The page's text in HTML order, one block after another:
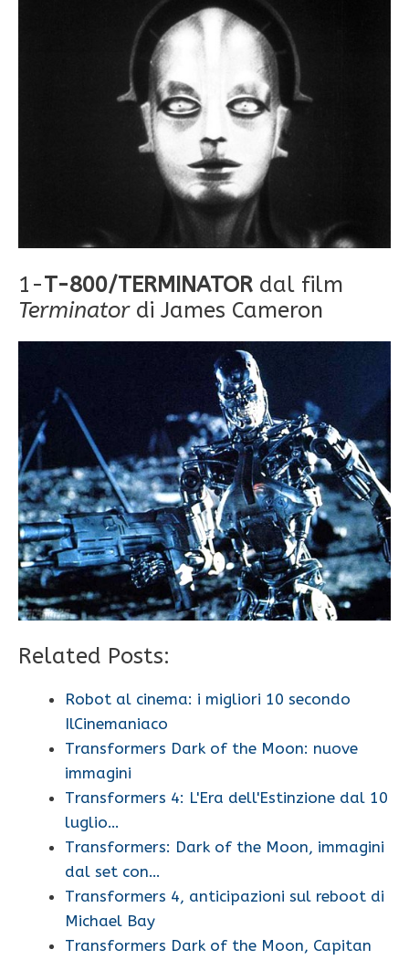
1-T-800/TERMINATOR dal film
Terminator di James Cameron
Related Posts:
Robot al cinema: i migliori 10 secondo
IlCinemaniaco
Transformers Dark of the Moon: nuove
immagini
Transformers 4: L'Era dell'Estinzione dal 10
luglio…
Transformers: Dark of the Moon, immagini
dal set con…
Transformers 4, anticipazioni sul reboot di
Michael Bay
Transformers Dark of the Moon, Capitan